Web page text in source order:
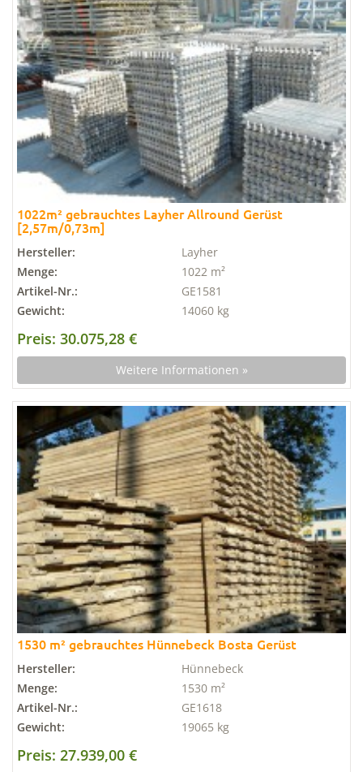
1022m² gebrauchtes Layher Allround Gerüst
[2,57m/0,73m]
Hersteller:
Layher
Menge:
1022 m²
Artikel-Nr.:
GE1581
Gewicht:
14060 kg
Preis: 30.075,28 €
Weitere Informationen »
1530 m² gebrauchtes Hünnebeck Bosta Gerüst
Hersteller:
Hünnebeck
Menge:
1530 m²
Artikel-Nr.:
GE1618
Gewicht:
19065 kg
Preis: 27.939,00 €